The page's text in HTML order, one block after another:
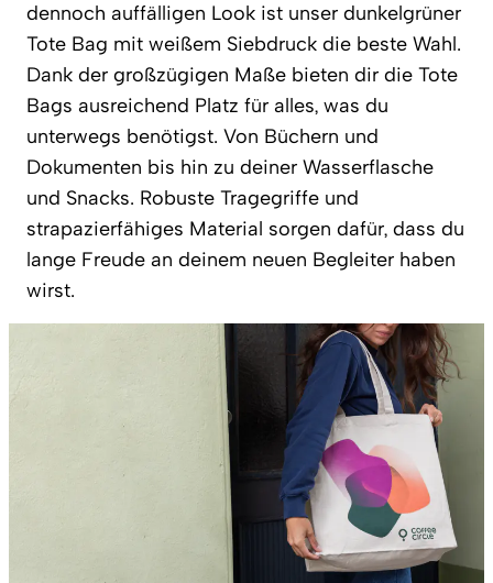
dennoch auffälligen Look ist unser dunkelgrüner
Tote Bag mit weißem Siebdruck die beste Wahl.
Dank der großzügigen Maße bieten dir die Tote
Bags ausreichend Platz für alles, was du
unterwegs benötigst. Von Büchern und
Dokumenten bis hin zu deiner Wasserflasche
und Snacks. Robuste Tragegriffe und
strapazierfähiges Material sorgen dafür, dass du
lange Freude an deinem neuen Begleiter haben
wirst.